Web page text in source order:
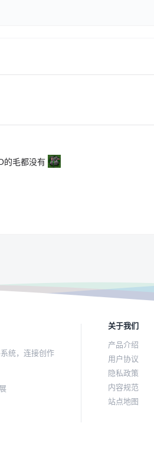
的毛都没有
统，连接创作
关于我们
产品介绍
用户协议
隐私政策
内容规范
站点地图